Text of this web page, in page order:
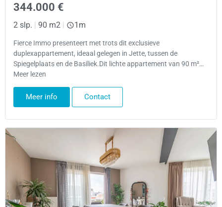
344.000 €
2 slp. | 90 m2 | 1m
Fierce Immo presenteert met trots dit exclusieve
duplexappartement, ideaal gelegen in Jette, tussen de
Spiegelplaats en de Basiliek.Dit lichte appartement van 90 m²…
Meer lezen
Meer info Contact